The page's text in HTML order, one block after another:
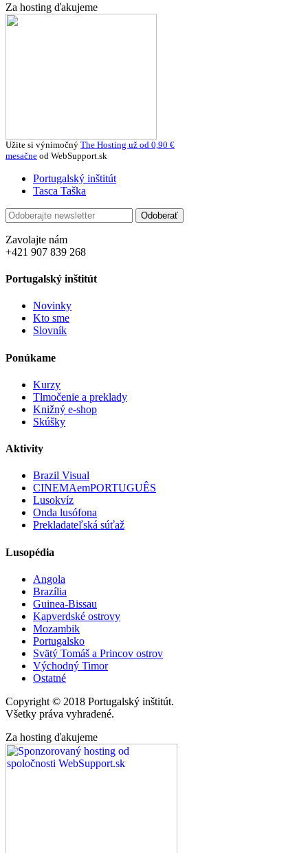
Za hosting ďakujeme
Užite si výnimočný The Hosting už od 0,90 ‎€
mesačne od WebSupport.sk
Portugalský inštitút
Tasca Taška
Odoberať
Zavolajte nám
+421 907 839 268
Portugalský inštitút
Novinky
Kto sme
Slovník
Ponúkame
Kurzy
Tlmočenie a preklady
Knižný e-shop
Skúšky
Aktivity
Brazil Visual
CINEMAemPORTUGUÊS
Lusokvíz
Onda lusófona
Prekladateľská súťaž
Lusopédia
Angola
Brazília
Guinea-Bissau
Kapverdské ostrovy
Mozambik
Portugalsko
Svätý Tomáš a Princov ostrov
Východný Timor
Ostatné
Copyright © 2018 Portugalský inštitút.
Všetky práva vyhradené.
Za hosting ďakujeme